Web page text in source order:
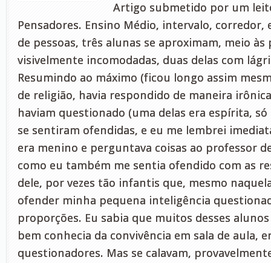
Artigo submetido por um
Pensadores. Ensino Médio, intervalo, corredor,
de pessoas, três alunas se aproximam, meio às
visivelmente incomodadas, duas delas com
Resumindo ao máximo (ficou longo assim
de religião, havia respondido de maneira
haviam questionado (uma delas era espírita, só
se sentiram ofendidas, e eu me lembrei
era menino e perguntava coisas ao professor
como eu também me sentia ofendido com as
dele, por vezes tão infantis que, mesmo
ofender minha pequena inteligência
proporções. Eu sabia que muitos desses
bem conhecia da convivência em sala de aula,
questionadores. Mas se calavam,